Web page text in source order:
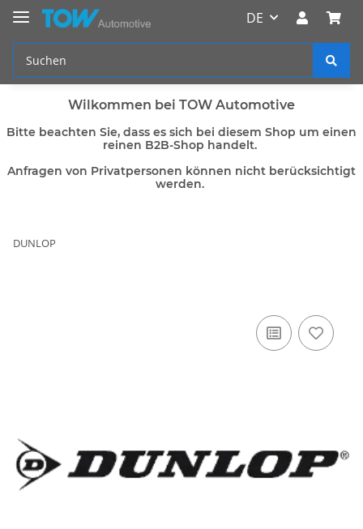
DE
Wilkommen bei TOW Automotive
Bitte beachten Sie, dass es sich bei diesem Shop um einen
reinen B2B-Shop handelt.
Anfragen von Privatpersonen können nicht berücksichtigt
werden.
DUNLOP